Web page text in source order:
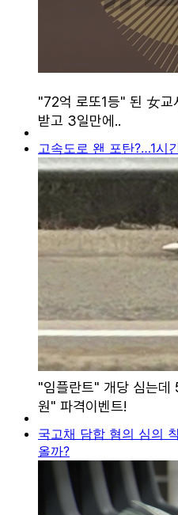
고속도로 왠 포탄?…1시
국고채 담합 혐의 심의
올까?